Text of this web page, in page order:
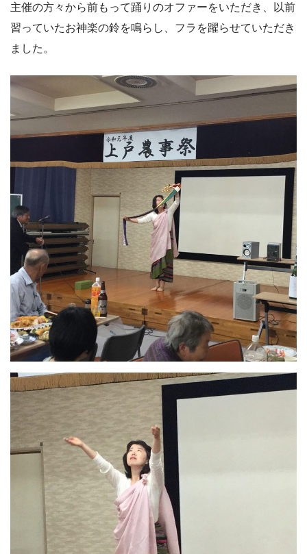
主催の方々から前もって踊りのオファーをいただき、以前
習っていたお神楽の鈴を鳴らし、フラを躍らせていただき
ました。